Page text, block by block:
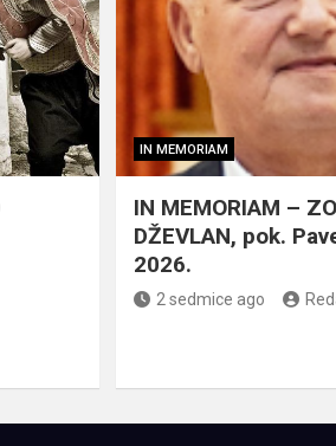
IN MEMORIAM
IN MEMORIAM –
DŽEVLAN, pok.
2026.
2 sedmice ago